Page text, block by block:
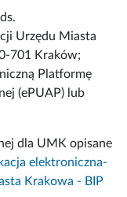
Urzędu Miasta
701 Kraków;
Platformę
(ePUAP) lub
dla UMK opisane
elektroniczna-
Krakowa - BIP